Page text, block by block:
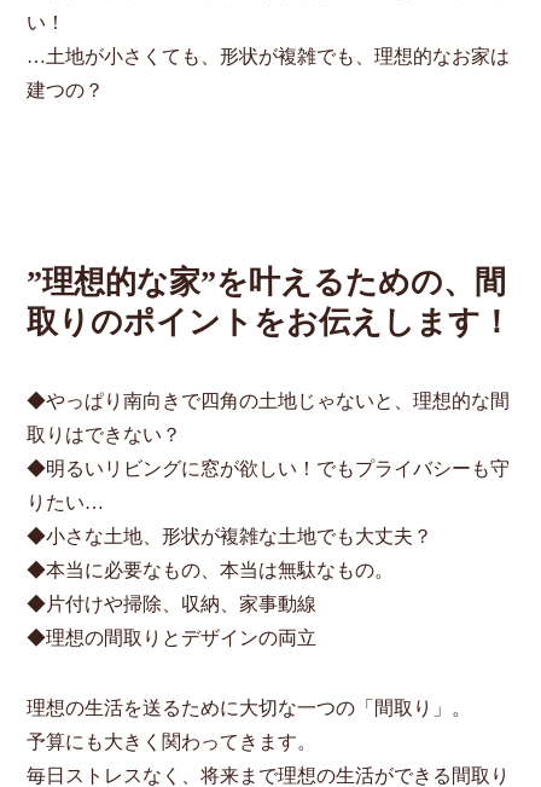
い！
…土地が小さくても、形状が複雑でも、理想的なお家は
建つの？
”理想的な家”を叶えるための、間
取りのポイントをお伝えします！
◆やっぱり南向きで四角の土地じゃないと、理想的な間
取りはできない？
◆明るいリビングに窓が欲しい！でもプライバシーも守
りたい…
◆小さな土地、形状が複雑な土地でも大丈夫？
◆本当に必要なもの、本当は無駄なもの。
◆片付けや掃除、収納、家事動線
◆理想の間取りとデザインの両立
理想の生活を送るために大切な一つの「間取り」。
予算にも大きく関わってきます。
毎日ストレスなく、将来まで理想の生活ができる間取り